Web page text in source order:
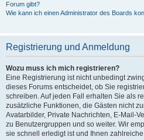
Forum gibt?
Wie kann ich einen Administrator des Boards
Registrierung und Anmeldung
Wozu muss ich mich registrieren?
Eine Registrierung ist nicht unbedingt
dieses Forums entscheidet, ob Sie
schreiben. Auf jeden Fall erhalten Sie als
zusätzliche Funktionen, die Gästen nicht
Avatarbilder, Private Nachrichten, E-Mail-
zu Benutzergruppen und so weiter. Wir
sie schnell erledigt ist und Ihnen